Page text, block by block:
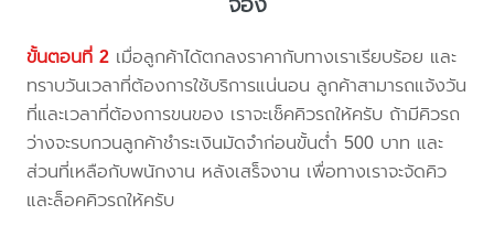
ขั้นตอนที่ 2 เมื่อลูกค้าได้ตกลงราคากับทางเราเรียบร้อย และ
ทราบวันเวลาที่ต้องการใช้บริการแน่นอน ลูกค้าสามารถแจ้งวัน
ที่และเวลาที่ต้องการขนของ เราจะเช็คคิวรถให้ครับ ถ้ามีคิวรถ
ว่างจะรบกวนลูกค้าชำระเงินมัดจำก่อนขั้นต่ำ 500 บาท และ
ส่วนที่เหลือกับพนักงาน หลังเสร็จงาน เพื่อทางเราจะจัดคิว
และล็อคคิวรถให้ครับ